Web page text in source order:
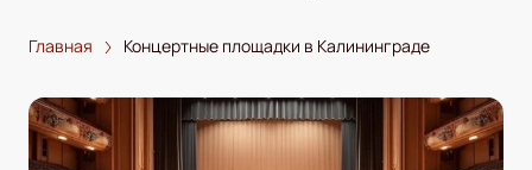
Главная Концертные площадки в Калининграде